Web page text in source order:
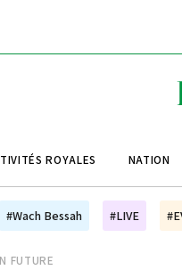
ROYALES NATION
#Wach Bessah #LIVE
FUTURE